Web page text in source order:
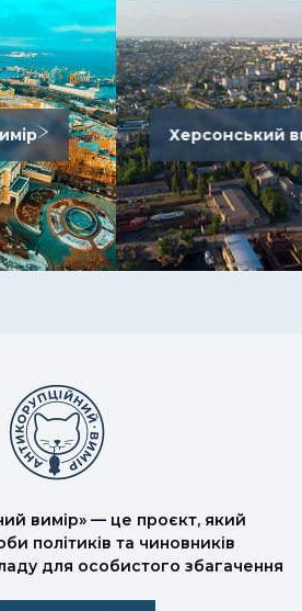
Херсонський
вимір» — це проєкт, який
політиків та чиновників
для особистого збагачення